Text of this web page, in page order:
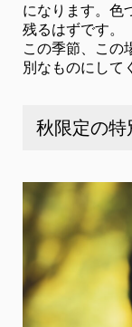
になります。色
残るはずです。
この季節、この
別なものにして
秋限定の特